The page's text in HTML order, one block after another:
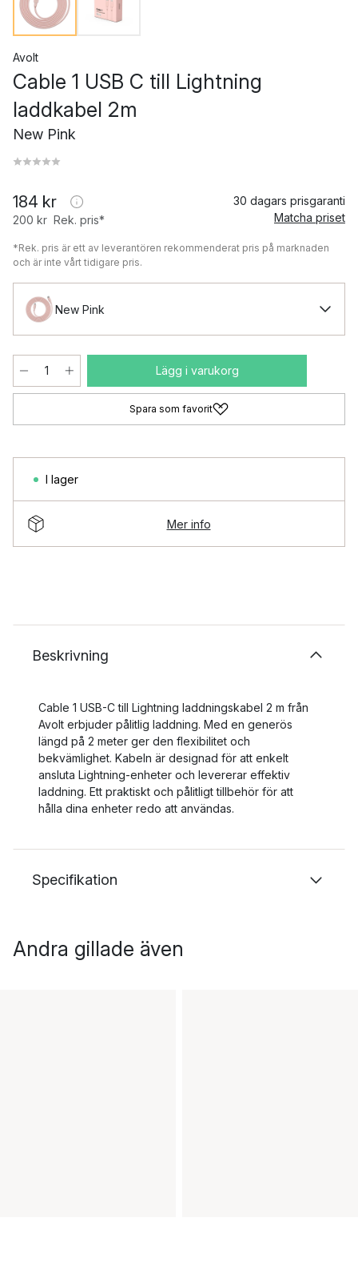
Avolt
Cable 1 USB C till Lightning
laddkabel 2m
New Pink
184 kr
200 kr Rek. pris*
30 dagars prisgaranti
Matcha priset
*Rek. pris är ett av leverantören rekommenderat pris på marknaden
och är inte vårt tidigare pris.
New Pink
Lägg i varukorg
Spara som favorit
I lager
Mer info
Beskrivning
Cable 1 USB-C till Lightning laddningskabel 2 m från
Avolt erbjuder pålitlig laddning. Med en generös
längd på 2 meter ger den flexibilitet och
bekvämlighet. Kabeln är designad för att enkelt
ansluta Lightning-enheter och levererar effektiv
laddning. Ett praktiskt och pålitligt tillbehör för att
hålla dina enheter redo att användas.
Specifikation
Andra gillade även